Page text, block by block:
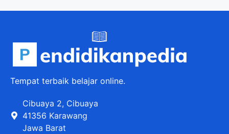
Tempat terbaik belajar online.
Cibuaya 2, Cibuaya
41356 Karawang
Jawa Barat